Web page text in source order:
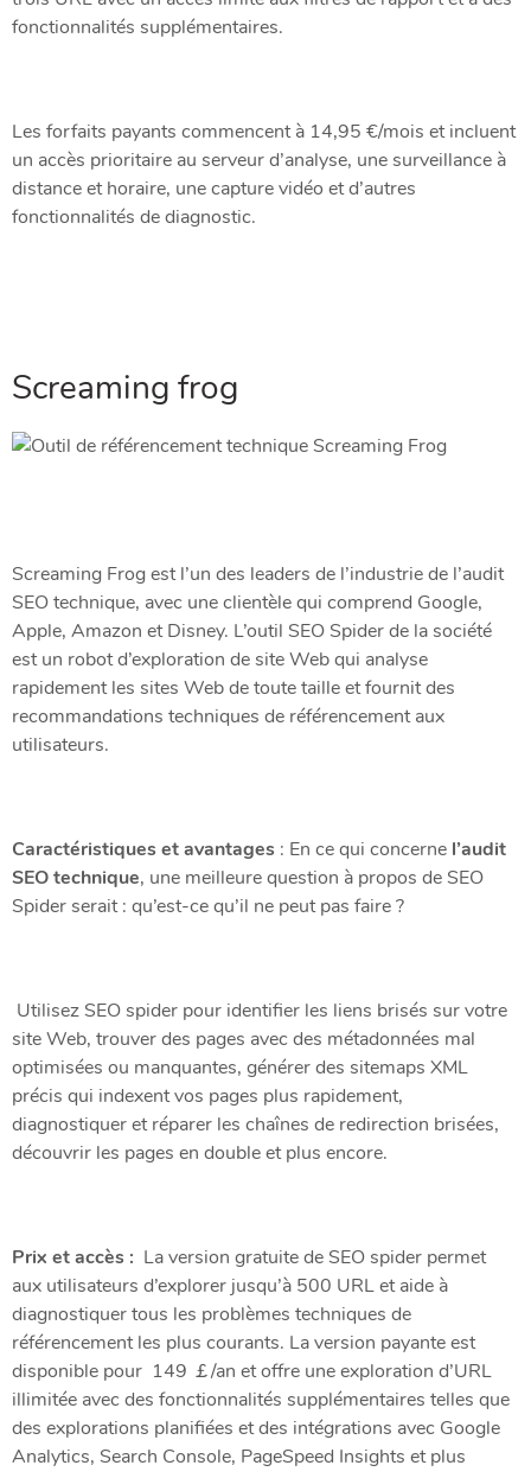
fonctionnalités supplémentaires.
Les forfaits payants commencent à 14,95 €/mois et incluent
un accès prioritaire au serveur d’analyse, une surveillance à
distance et horaire, une capture vidéo et d’autres
fonctionnalités de diagnostic.
Screaming frog
Screaming Frog est l’un des leaders de l’industrie de l’audit
SEO technique, avec une clientèle qui comprend Google,
Apple, Amazon et Disney. L’outil SEO Spider de la société
est un robot d’exploration de site Web qui analyse
rapidement les sites Web de toute taille et fournit des
recommandations techniques de référencement aux
utilisateurs.
Caractéristiques et avantages : En ce qui concerne l’audit
SEO technique, une meilleure question à propos de SEO
Spider serait : qu’est-ce qu’il ne peut pas faire ?
Utilisez SEO spider pour identifier les liens brisés sur votre
site Web, trouver des pages avec des métadonnées mal
optimisées ou manquantes, générer des sitemaps XML
précis qui indexent vos pages plus rapidement,
diagnostiquer et réparer les chaînes de redirection brisées,
découvrir les pages en double et plus encore.
Prix ​​et accès : La version gratuite de SEO spider permet
aux utilisateurs d’explorer jusqu’à 500 URL et aide à
diagnostiquer tous les problèmes techniques de
référencement les plus courants. La version payante est
disponible pour 149 ￡/an et offre une exploration d’URL
illimitée avec des fonctionnalités supplémentaires telles que
des explorations planifiées et des intégrations avec Google
Analytics, Search Console, PageSpeed ​​Insights et plus